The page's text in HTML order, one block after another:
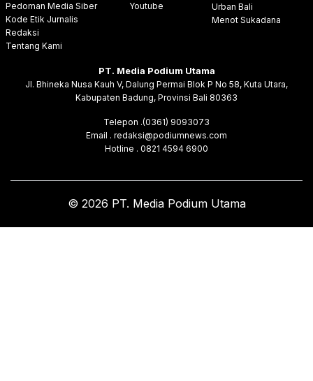
Pedoman Media Siber
Kode Etik Jurnalis
Redaksi
Tentang Kami
Youtube
Urban Bali
Menot Sukadana
PT. Media Podium Utama
Jl. Bhineka Nusa Kauh V, Dalung Permai Blok P No 58, Kuta Utara,
Kabupaten Badung, Provinsi Bali 80363
Telepon .(0361) 9093073
Email . redaksi@podiumnews.com
Hotline . 0821 4594 6900
© 2026 PT. Media Podium Utama